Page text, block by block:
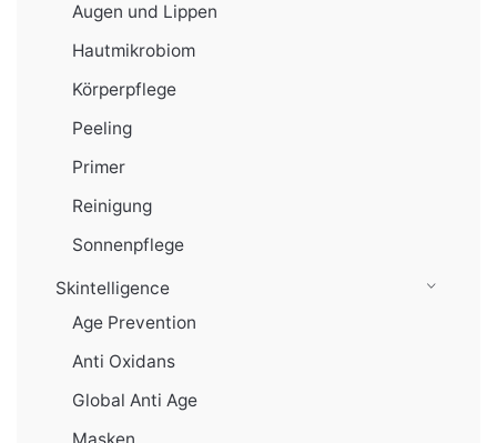
Augen und Lippen
Hautmikrobiom
Körperpflege
Peeling
Primer
Reinigung
Sonnenpflege
Skintelligence
Age Prevention
Anti Oxidans
Global Anti Age